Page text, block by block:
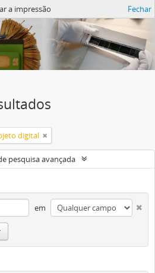
a impressão Fechar
digital
pesquisa avançada
em